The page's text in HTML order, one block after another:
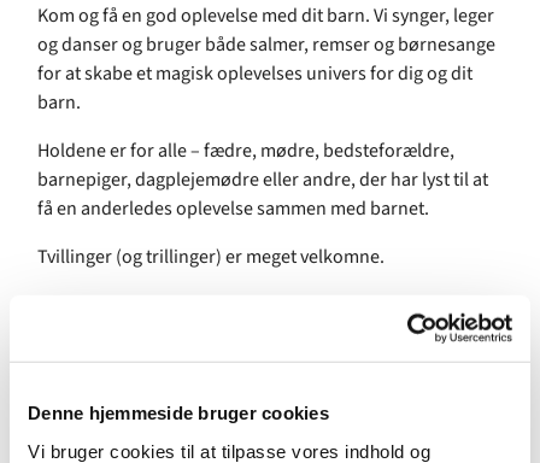
Denne hjemmeside bruger cookies
Vi bruger cookies til at tilpasse vores indhold og
Kom og få en god oplevelse med dit barn. Vi synger, leger
og danser og bruger både salmer, remser og børnesange
for at skabe et magisk oplevelses univers for dig og dit
barn.
Holdene er for alle – fædre, mødre, bedsteforældre,
barnepiger, dagplejemødre eller andre, der har lyst til at
få en anderledes oplevelse sammen med barnet.
Tvillinger (og trillinger) er meget velkomne.
Dette hold er for børn mellem 6 og 12 måneder